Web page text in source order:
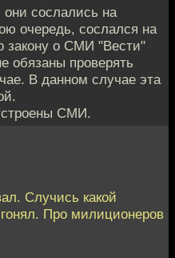
сослались на
очередь, сослался на
закону о СМИ "Вести"
обязаны проверять
В данном случае эта
СМИ.
Случись какой
Про милиционеров